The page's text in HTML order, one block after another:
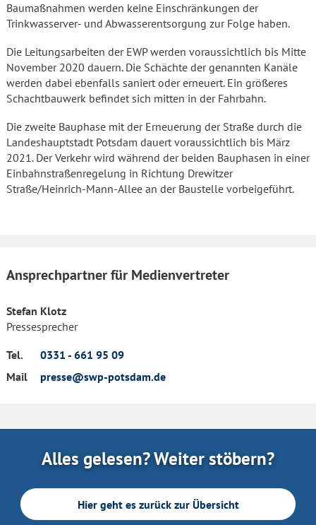
Baumaßnahmen werden keine Einschränkungen der
Trinkwasserver- und Abwasserentsorgung zur Folge haben.
Die Leitungsarbeiten der EWP werden voraussichtlich bis Mitte
November 2020 dauern. Die Schächte der genannten Kanäle
werden dabei ebenfalls saniert oder erneuert. Ein größeres
Schachtbauwerk befindet sich mitten in der Fahrbahn.
Die zweite Bauphase mit der Erneuerung der Straße durch die
Landeshauptstadt Potsdam dauert voraussichtlich bis März
2021. Der Verkehr wird während der beiden Bauphasen in einer
Einbahnstraßenregelung in Richtung Drewitzer
Straße/Heinrich-Mann-Allee an der Baustelle vorbeigeführt.
Ansprechpartner für Medienvertreter
Stefan Klotz
Pressesprecher
Tel.
0331 - 661 95 09
Mail
presse@swp-potsdam.de
Alles gelesen? Weiter stöbern?
Hier geht es zurück zur Übersicht